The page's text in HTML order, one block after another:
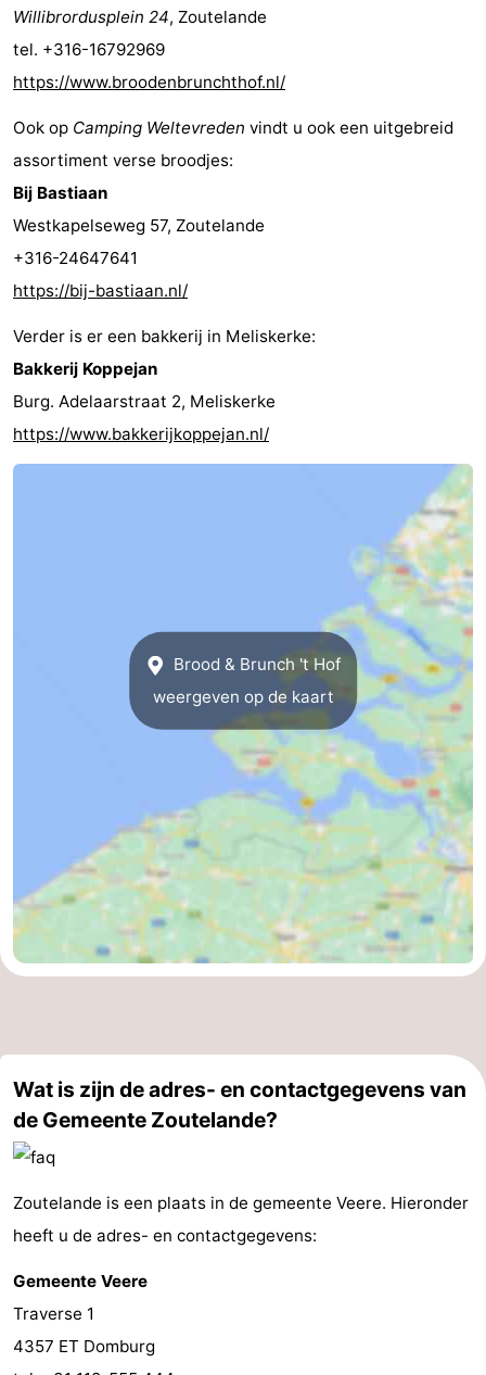
Willibrordusplein 24, Zoutelande
tel. +316-16792969
https://www.broodenbrunchthof.nl/
Ook op Camping Weltevreden vindt u ook een uitgebreid
assortiment verse broodjes:
Bij Bastiaan
Westkapelseweg 57, Zoutelande
+316-24647641
https://bij-bastiaan.nl/
Verder is er een bakkerij in Meliskerke:
Bakkerij Koppejan
Burg. Adelaarstraat 2, Meliskerke
https://www.bakkerijkoppejan.nl/
Brood & Brunch 't Hof
weergeven op de kaart
Wat is zijn de adres- en contactgegevens van
de Gemeente Zoutelande?
Zoutelande is een plaats in de gemeente Veere. Hieronder
heeft u de adres- en contactgegevens:
Gemeente Veere
Traverse 1
4357 ET Domburg